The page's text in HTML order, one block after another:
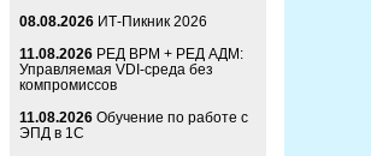
08.08.2026 ИТ-Пикник 2026
11.08.2026 РЕД ВРМ + РЕД АДМ:
Управляемая VDI-среда без
компромиссов
11.08.2026 Обучение по работе с
ЭПД в 1С